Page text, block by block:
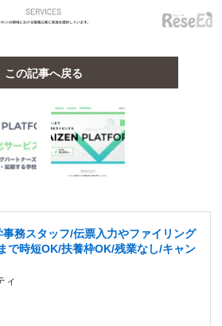
この記事へ戻る
務スタッフ/伝票入力やファイリング
で時短OK/扶養枠OK/残業なし/キャン
ィ